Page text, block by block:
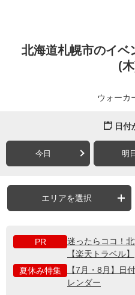
北海道札幌市のイベ
(木
ウォーカ
日付
今日 明日
エリアを選択
PR
迷ったらココ！
【楽天トラベル】
夏休み特集
【7月・8月】日
レンダー